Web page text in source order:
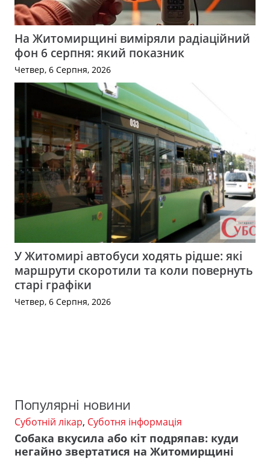
На Житомирщині виміряли радіаційний
фон 6 серпня: який показник
Четвер, 6 Серпня, 2026
У Житомирі автобуси ходять рідше: які
маршрути скоротили та коли повернуть
старі графіки
Четвер, 6 Серпня, 2026
Популярні новини
Суботній лікар, Суботня інформація
Собака вкусила або кіт подряпав: куди
негайно звертатися на Житомирщині